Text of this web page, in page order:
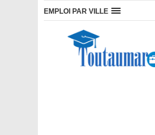
EMPLOI PAR VILLE